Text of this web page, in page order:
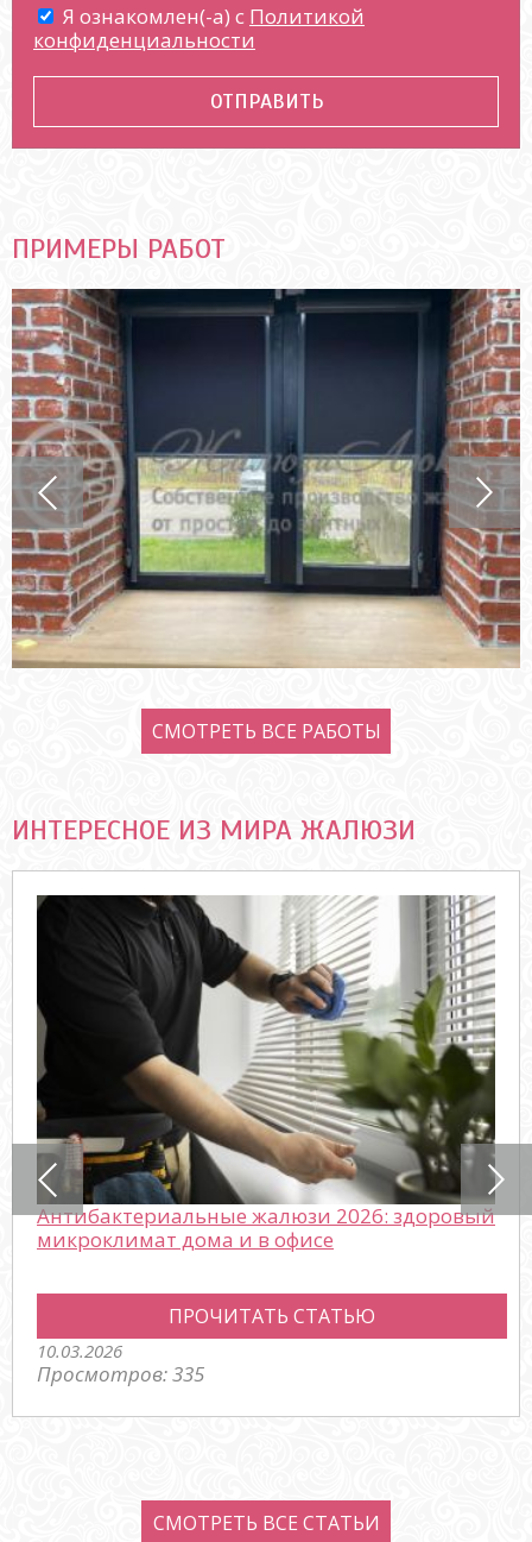
Я ознакомлен(-а) с Политикой
конфиденциальности
ПРИМЕРЫ РАБОТ
СМОТРЕТЬ ВСЕ РАБОТЫ
ИНТЕРЕСНОЕ ИЗ МИРА ЖАЛЮЗИ
Антибактериальные жалюзи 2026: здоровый
микроклимат дома и в офисе
ПРОЧИТАТЬ СТАТЬЮ
10.03.2026
Просмотров: 335
СМОТРЕТЬ ВСЕ CТАТЬИ